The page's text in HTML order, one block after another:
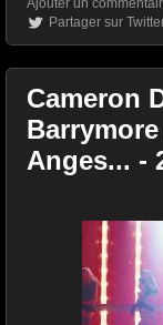
Ajouter un
Partager sur
Cameron
Anges... -